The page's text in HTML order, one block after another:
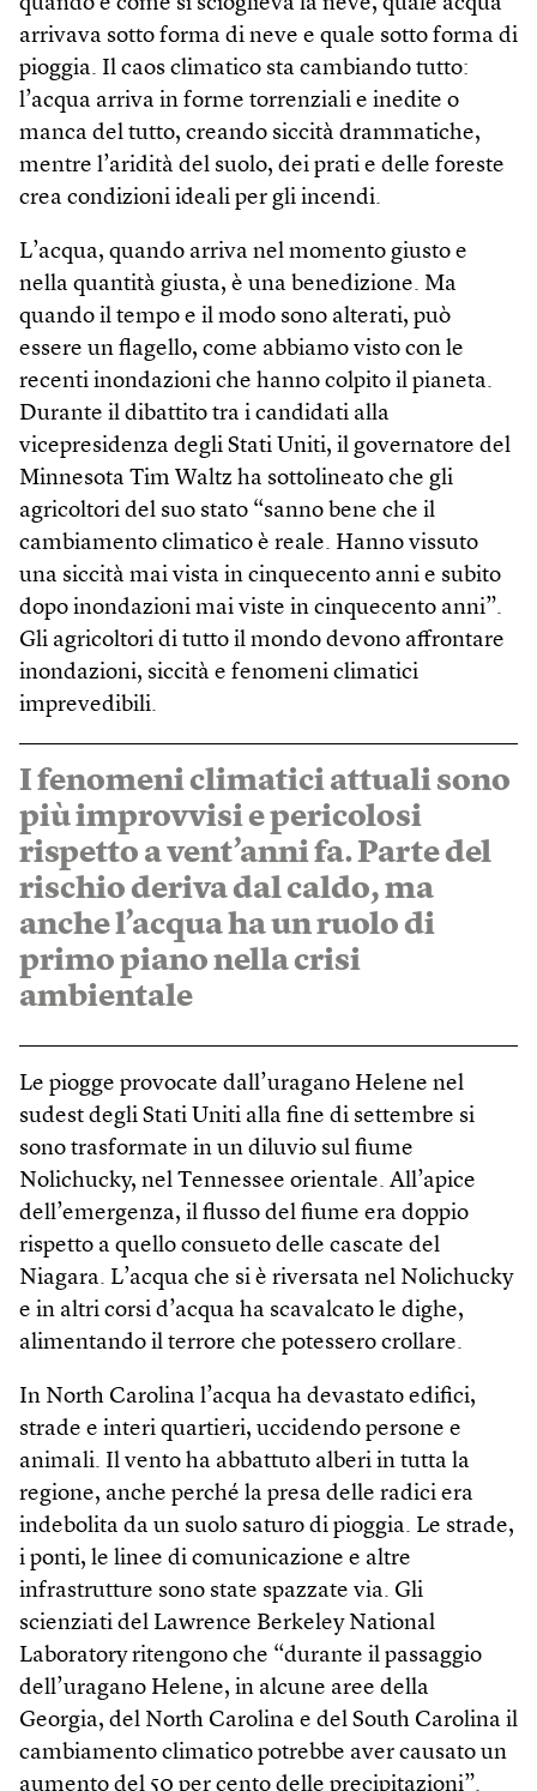
arrivava sotto forma di neve e quale sotto forma di
pioggia. Il caos climatico sta cambiando tutto:
l’acqua arriva in forme torrenziali e inedite o
manca del tutto, creando siccità drammatiche,
mentre l’aridità del suolo, dei prati e delle foreste
crea condizioni ideali per gli incendi.
L’acqua, quando arriva nel momento giusto e
nella quantità giusta, è una benedizione. Ma
quando il tempo e il modo sono alterati, può
essere un flagello, come abbiamo visto con le
recenti inondazioni che hanno colpito il pianeta.
Durante il dibattito tra i candidati alla
vicepresidenza degli Stati Uniti, il governatore del
Minnesota Tim Waltz ha sottolineato che gli
agricoltori del suo stato “sanno bene che il
cambiamento climatico è reale. Hanno vissuto
una siccità mai vista in cinquecento anni e subito
dopo inondazioni mai viste in cinquecento anni”.
Gli agricoltori di tutto il mondo devono affrontare
inondazioni, siccità e fenomeni climatici
imprevedibili.
I fenomeni climatici attuali sono
più improvvisi e pericolosi
rispetto a vent’anni fa. Parte del
rischio deriva dal caldo, ma
anche l’acqua ha un ruolo di
primo piano nella crisi
ambientale
Le piogge provocate dall’uragano Helene nel
sudest degli Stati Uniti alla fine di settembre si
sono trasformate in un diluvio sul fiume
Nolichucky, nel Tennessee orientale. All’apice
dell’emergenza, il flusso del fiume era doppio
rispetto a quello consueto delle cascate del
Niagara. L’acqua che si è riversata nel Nolichucky
e in altri corsi d’acqua ha scavalcato le dighe,
alimentando il terrore che potessero crollare.
In North Carolina l’acqua ha devastato edifici,
strade e interi quartieri, uccidendo persone e
animali. Il vento ha abbattuto alberi in tutta la
regione, anche perché la presa delle radici era
indebolita da un suolo saturo di pioggia. Le strade,
i ponti, le linee di comunicazione e altre
infrastrutture sono state spazzate via. Gli
scienziati del Lawrence Berkeley National
Laboratory ritengono che “durante il passaggio
dell’uragano Helene, in alcune aree della
Georgia, del North Carolina e del South Carolina il
cambiamento climatico potrebbe aver causato un
aumento del 50 per cento delle precipitazioni”.